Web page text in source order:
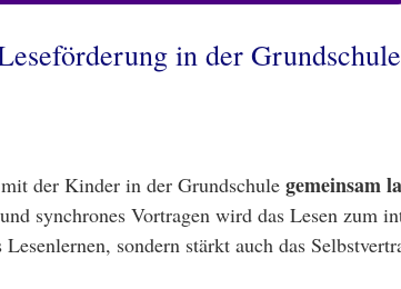
in der Grundschule
der Kinder in der Grundschule gemeinsam
synchrones Vortragen wird das Lesen zum
sondern stärkt auch das